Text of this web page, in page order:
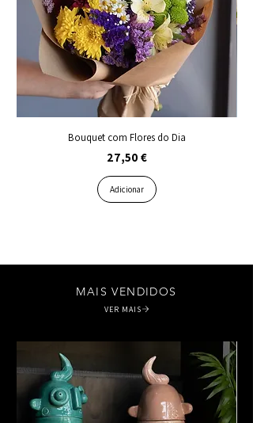
Bouquet com Flores do Dia
Preço
27,50 €
Adicionar
MAIS VENDIDOS
VER MAIS